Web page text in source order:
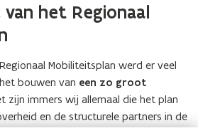
van het Regionaal
Mobiliteitsplan werd er veel
bouwen van een zo groot
zijn immers wij allemaal die het plan
en de structurele partners in de